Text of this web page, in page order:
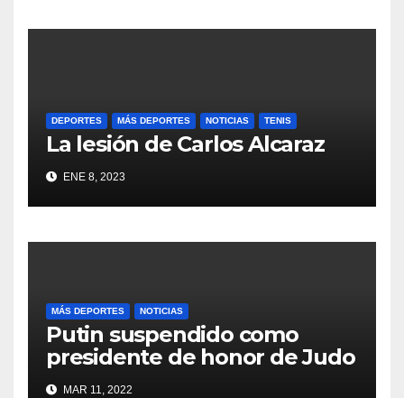
DEPORTES MÁS DEPORTES NOTICIAS TENIS
La lesión de Carlos Alcaraz
ENE 8, 2023
MÁS DEPORTES NOTICIAS
Putin suspendido como
presidente de honor de Judo
MAR 11, 2022